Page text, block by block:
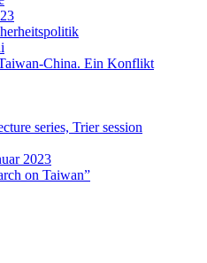
China. Ein Konflikt
series, Trier session
2023
on Taiwan”